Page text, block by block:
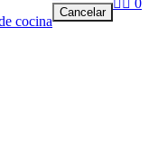
cocina
Cancelar